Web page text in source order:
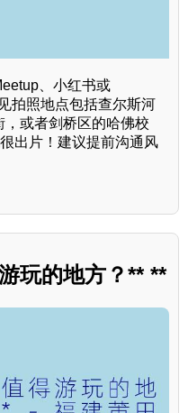
、小红书或
拍照地点包括查尔斯河
或者剑桥区的哈佛校
出片！建议提前沟通风
玩的地方？** **